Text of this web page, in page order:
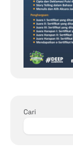
Cari